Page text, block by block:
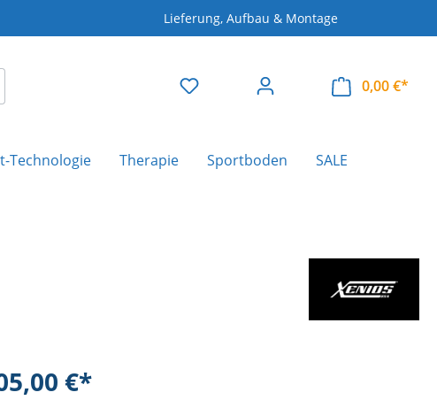
Lieferung, Aufbau & Montage
0,00 €*
Technologie Therapie Sportboden SALE
€*